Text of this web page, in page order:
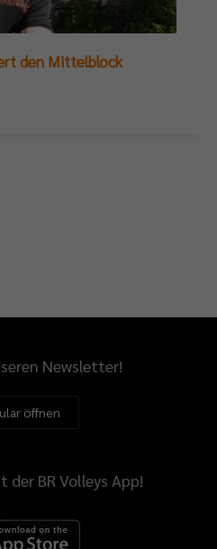
den Mittelblock
Newsletter!
öffnen
BR Volleys App!